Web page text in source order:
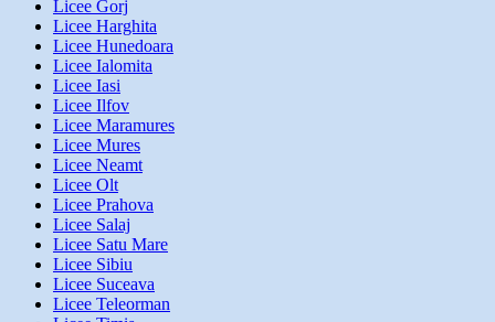
Licee Gorj
Licee Harghita
Licee Hunedoara
Licee Ialomita
Licee Iasi
Licee Ilfov
Licee Maramures
Licee Mures
Licee Neamt
Licee Olt
Licee Prahova
Licee Salaj
Licee Satu Mare
Licee Sibiu
Licee Suceava
Licee Teleorman